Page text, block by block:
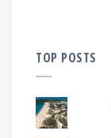
TOP POSTS